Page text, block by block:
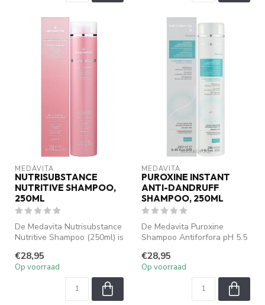
MEDAVITA
NUTRISUBSTANCE
NUTRITIVE SHAMPOO,
250ML
De Medavita Nutrisubstance
Nutritive Shampoo (250ml) is
€28,95
Op voorraad
MEDAVITA
PUROXINE INSTANT
ANTI-DANDRUFF
SHAMPOO, 250ML
De Medavita Puroxine
Shampoo Antiforfora pH 5.5
effec...
€28,95
Op voorraad